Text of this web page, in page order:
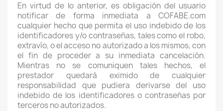
En virtud de lo anterior, es obligación del usuario
notificar de forma inmediata a COFABE.com
cualquier hecho que permita el uso indebido de los
identificadores y/o contraseñas, tales como el robo,
extravío, o el acceso no autorizado a los mismos, con
el fin de proceder a su inmediata cancelación.
Mientras no se comuniquen tales hechos, el
prestador quedará eximido de cualquier
responsabilidad que pudiera derivarse del uso
indebido de los identificadores o contraseñas por
terceros no autorizados.